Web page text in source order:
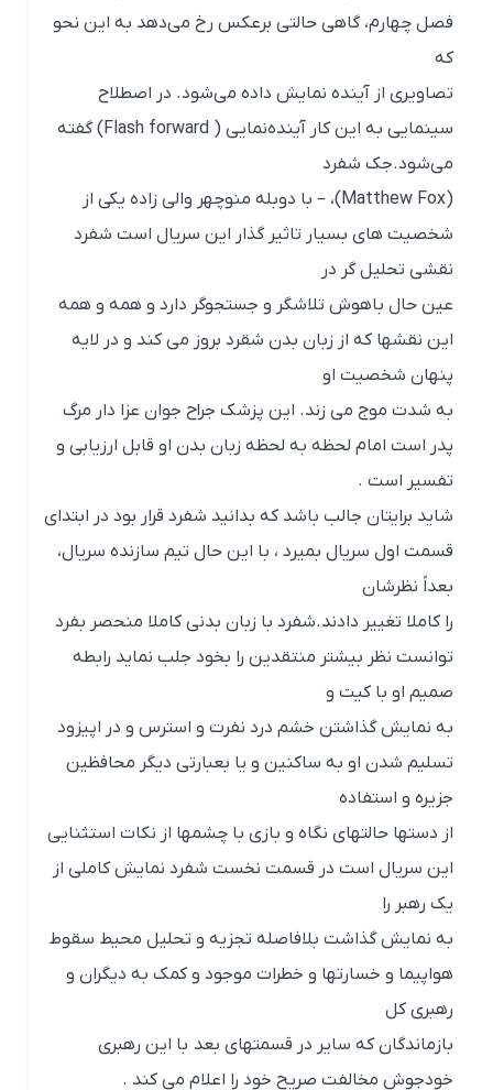
فصل چهارم، گاهی حالتی برعکس رخ می‌دهد به این نحو
تصاویری از آینده نمایش داده می‌شود. در اصطلاح
سینمایی به این کار آینده‌نمایی ( Flash forward) گفته
می‌شود.جک شفرد
(Matthew Fox)، – با دوبله منوچهر والی زاده یکی از
شخصیت های بسیار تاثیر گذار این سریال است شفرد
نقشی تحلیل گر در
عین حال باهوش تلاشگر و جستجوگر دارد و همه و همه
این نقشها که از زبان بدن شقرد بروز می کند و در لایه
پنهان شخصیت او
به شدت موج می زند. این پزشک جراح جوان عزا دار مرگ
پدر است امام لحظه به لحظه زبان بدن او قابل ارزیابی و
تفسیر است .
شاید برایتان جالب باشد که بدانید شفرد قرار بود در ابتدای
قسمت اول سریال بمیرد ، با این حال تیم سازنده سریال،
بعداً نظرشان
را کاملا تغییر دادند.شفرد با زبان بدنی کاملا منحصر بفرد
توانست نظر بیشتر منتقدین را بخود جلب نماید رابطه
صمیم او با کیت و
به نمایش گذاشتن خشم درد نفرت و استرس و در اپیزود
تسلیم شدن او به ساکنین و یا بعبارتی دیگر محافظین
جزیره و استفاده
از دستها حالتهای نگاه و بازی با چشمها از نکات استثنایی
این سریال است در قسمت نخست شفرد نمایش کاملی از
یک رهبر را
به نمایش گذاشت بلافاصله تجزیه و تحلیل محیط سقوط
هواپیما و خسارتها و خطرات موجود و کمک به دیگران و
رهبری کل
بازماندگان که سایر در قسمتهای بعد با این رهبری
خودجوش مخالفت صریح خود را اعلام می کند .